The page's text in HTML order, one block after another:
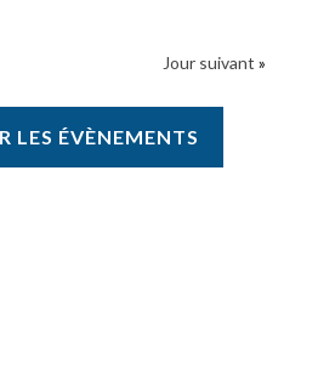
Jour suivant »
LES ÉVÈNEMENTS